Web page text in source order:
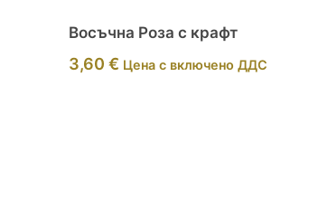
Восъчна Роза с крафт
3,60 € Цена с включено ДДС